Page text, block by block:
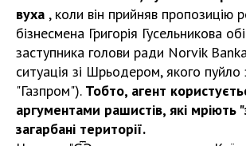
вуха , коли він прийняв пропозицію
бізнесмена Григорія Гусельникова
заступника голови ради Norvik
ситуація зі Шрьодером, якого пуйло
"Газпром"). Тобто, агент
аргументами рашистів, які мріють
загарбані території.